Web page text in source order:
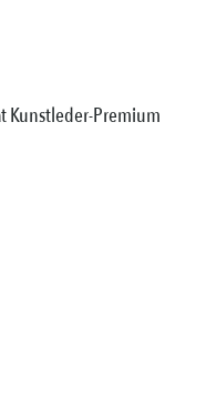
Kunstleder-Premium